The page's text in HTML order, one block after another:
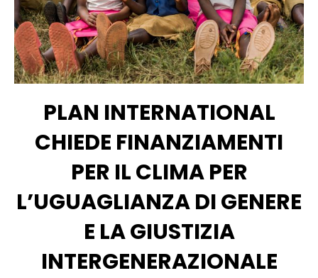
PLAN INTERNATIONAL
CHIEDE FINANZIAMENTI
PER IL CLIMA PER
L’UGUAGLIANZA DI GENERE
E LA GIUSTIZIA
INTERGENERAZIONALE